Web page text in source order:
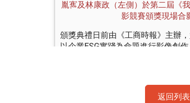
返回列表